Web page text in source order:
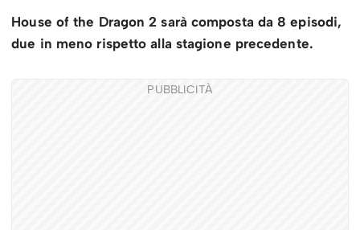
House of the Dragon 2 sarà composta da 8 episodi,
due in meno rispetto alla stagione precedente.
PUBBLICITÀ